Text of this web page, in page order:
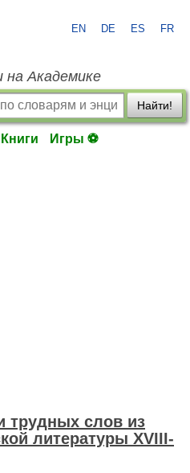
EN DE ES FR
на Академике
Найти!
Книги Игры ⚽
трудных слов из
литературы ХVIII-